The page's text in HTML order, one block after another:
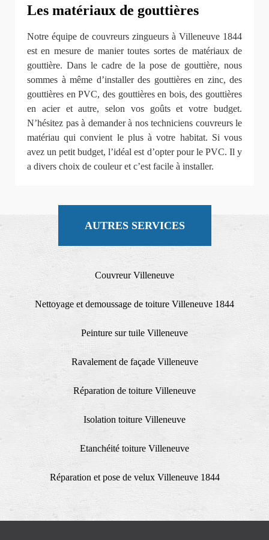
Les matériaux de gouttières
Notre équipe de couvreurs zingueurs à Villeneuve 1844
est en mesure de manier toutes sortes de matériaux de
gouttière. Dans le cadre de la pose de gouttière, nous
sommes à même d’installer des gouttières en zinc, des
gouttières en PVC, des gouttières en bois, des gouttières
en acier et autre, selon vos goûts et votre budget.
N’hésitez pas à demander à nos techniciens couvreurs le
matériau qui convient le plus à votre habitat. Si vous
avez un petit budget, l’idéal est d’opter pour le PVC. Il y
a divers choix de couleur et c’est facile à installer.
AUTRES SERVICES
Couvreur Villeneuve
Nettoyage et demoussage de toiture Villeneuve 1844
Peinture sur tuile Villeneuve
Ravalement de façade Villeneuve
Réparation de toiture Villeneuve
Isolation toiture Villeneuve
Etanchéité toiture Villeneuve
Réparation et pose de velux Villeneuve 1844